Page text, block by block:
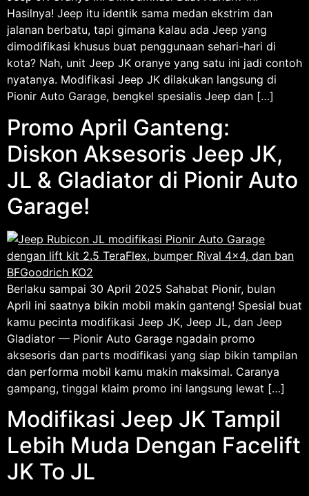
Hasilnya! Jeep itu identik sama medan ekstrim dan
jalanan berbatu, tapi gimana kalau ada Jeep yang
dimodifikasi khusus buat penggunaan sehari-hari di
kota? Nah, unit Jeep JK oranye yang satu ini jadi contoh
nyatanya. Modifikasi Jeep JK dilakukan langsung di
Pionir Auto Garage, bengkel spesialis Jeep dan […]
Promo April Ganteng:
Diskon Aksesoris Jeep JK,
JL & Gladiator di Pionir Auto
Garage!
Berlaku sampai 30 April 2025 Sahabat Pionir, bulan
April ini saatnya bikin mobil makin ganteng! Spesial buat
kamu pecinta modifikasi Jeep JK, Jeep JL, dan Jeep
Gladiator — Pionir Auto Garage ngadain promo
aksesoris dan parts modifikasi yang siap bikin tampilan
dan performa mobil kamu makin maksimal. Caranya
gampang, tinggal klaim promo ini langsung lewat […]
Modifikasi Jeep JK Tampil
Lebih Muda Dengan Facelift
JK To JL